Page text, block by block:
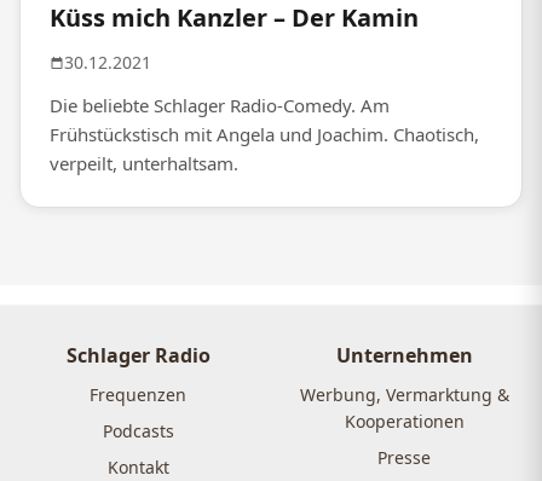
Küss mich Kanzler – Der Kamin
30.12.2021
Die beliebte Schlager Radio-Comedy. Am
Frühstückstisch mit Angela und Joachim. Chaotisch,
verpeilt, unterhaltsam.
Schlager Radio
Frequenzen
Podcasts
Kontakt
Unternehmen
Werbung, Vermarktung &
Kooperationen
Presse